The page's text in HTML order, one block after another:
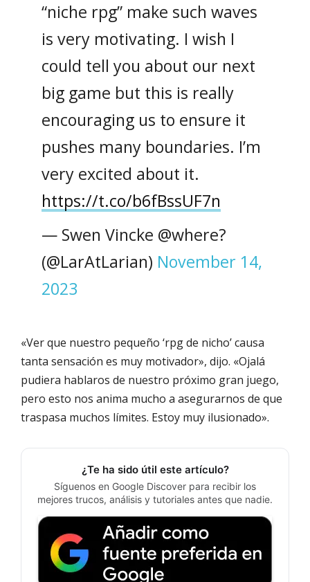
“niche rpg” make such waves
is very motivating. I wish I
could tell you about our next
big game but this is really
encouraging us to ensure it
pushes many boundaries. I’m
very excited about it.
https://t.co/b6fBssUF7n
— Swen Vincke @where?
(@LarAtLarian) November 14,
2023
«Ver que nuestro pequeño ‘rpg de nicho’ causa
tanta sensación es muy motivador», dijo. «Ojalá
pudiera hablaros de nuestro próximo gran juego,
pero esto nos anima mucho a asegurarnos de que
traspasa muchos límites. Estoy muy ilusionado».
¿Te ha sido útil este artículo?
Síguenos en Google Discover para recibir los
mejores trucos, análisis y tutoriales antes que nadie.